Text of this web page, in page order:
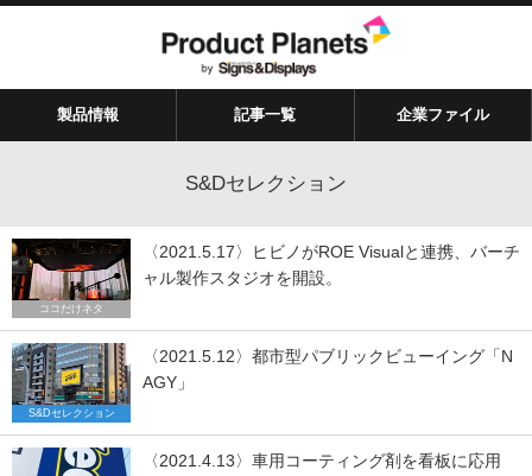
製品情報 記事一覧 企業ファイル
S&Dセレクション
ココだけネタ
〈2021.5.17〉ヒビノがROE Visualと連携、バーチ
ャル製作スタジオを開設。
S&Dセレクション
〈2021.5.12〉都市型パブリックビューイング「N
AGY」
〈2021.4.13〉車用コーティング剤を看板に応用